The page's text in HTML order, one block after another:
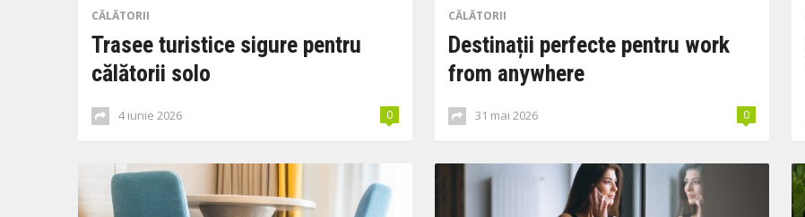
CĂLĂTORII
Trasee turistice sigure pentru
călătorii solo
4 iunie 2026 0
CĂLĂTORII
Destinații perfecte pentru work
from anywhere
31 mai 2026 0